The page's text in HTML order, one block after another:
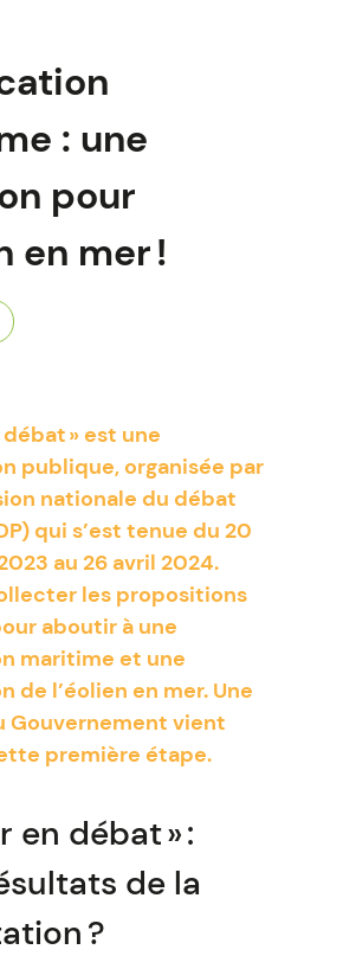
: une
pour
en mer !
débat » est une
publique, organisée par
nationale du débat
qui s’est tenue du 20
au 26 avril 2024.
les propositions
aboutir à une
maritime et une
de l’éolien en mer. Une
Gouvernement vient
première étape.
en débat » :
de la
?